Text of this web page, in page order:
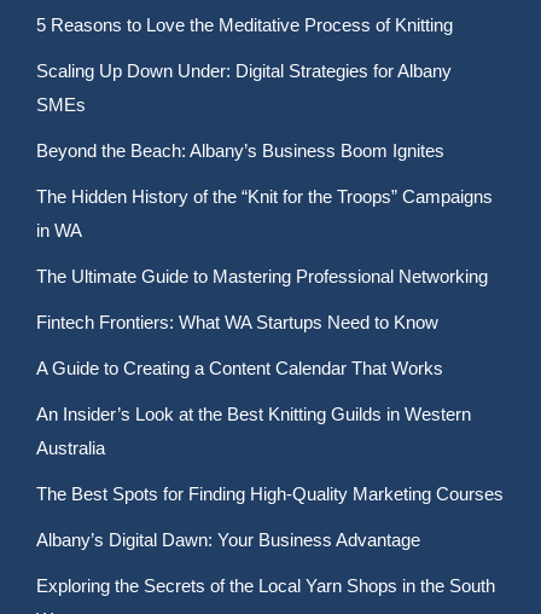
5 Reasons to Love the Meditative Process of Knitting
Scaling Up Down Under: Digital Strategies for Albany
SMEs
Beyond the Beach: Albany’s Business Boom Ignites
The Hidden History of the “Knit for the Troops” Campaigns
in WA
The Ultimate Guide to Mastering Professional Networking
Fintech Frontiers: What WA Startups Need to Know
A Guide to Creating a Content Calendar That Works
An Insider’s Look at the Best Knitting Guilds in Western
Australia
The Best Spots for Finding High-Quality Marketing Courses
Albany’s Digital Dawn: Your Business Advantage
Exploring the Secrets of the Local Yarn Shops in the South